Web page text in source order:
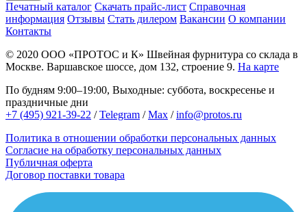
Печатный каталог Скачать прайс-лист Справочная
информация Отзывы Стать дилером Вакансии О компании
Контакты
© 2020 ООО «ПРОТОС и К» Швейная фурнитура со склада в
Москве. Варшавское шоссе, дом 132, строение 9. На карте
По будням 9:00–19:00, Выходные: суббота, воскресенье и
праздничные дни
+7 (495) 921-39-22 /Telegram /Max /info@protos.ru
Политика в отношении обработки персональных данных
Согласие на обработку персональных данных
Публичная оферта
Договор поставки товара